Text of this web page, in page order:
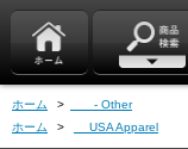
ホーム >
- Other
ホーム
> USA Apparel